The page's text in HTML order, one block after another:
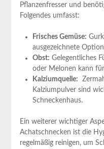
Pflanzenfresser und
Folgendes umfasst:
Frisches Gemüse:
ausgezeichnete
Obst: Gelegentliches
oder Melonen kann
Kalziumquelle:
Kalziumpulver sind
Schneckenhaus.
Ein weiterer wichtiger
Achatschnecken​ ist die
regelmäßig reinigen, um